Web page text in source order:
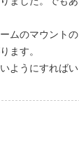
ムのマウントの
ます。
ようにすればい